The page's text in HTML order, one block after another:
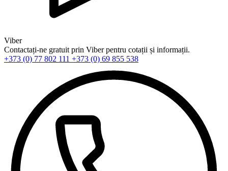
Viber
Contactați-ne gratuit prin Viber pentru cotații și informații.
+373 (0) 77 802 111 +373 (0) 69 855 538